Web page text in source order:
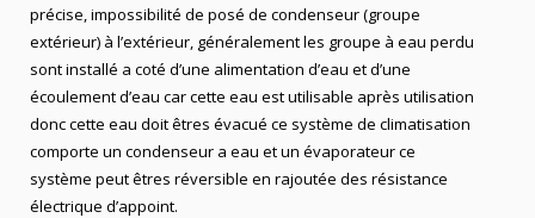
précise, impossibilité de posé de condenseur (groupe
extérieur) à l’extérieur, généralement les groupe à eau perdu
sont installé a coté d’une alimentation d’eau et d’une
écoulement d’eau car cette eau est utilisable après utilisation
donc cette eau doit êtres évacué ce système de climatisation
comporte un condenseur a eau et un évaporateur ce
système peut êtres réversible en rajoutée des résistance
électrique d’appoint.